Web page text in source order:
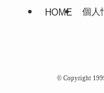
HOME 個人
© Copyright